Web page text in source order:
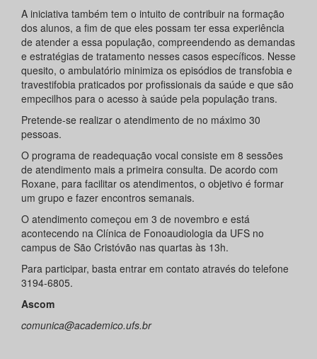
A iniciativa também tem o intuito de contribuir na formação
dos alunos, a fim de que eles possam ter essa experiência
de atender a essa população, compreendendo as demandas
e estratégias de tratamento nesses casos específicos. Nesse
quesito, o ambulatório minimiza os episódios de transfobia e
travestifobia praticados por profissionais da saúde e que são
empecilhos para o acesso à saúde pela população trans.
Pretende-se realizar o atendimento de no máximo 30
pessoas.
O programa de readequação vocal consiste em 8 sessões
de atendimento mais a primeira consulta. De acordo com
Roxane, para facilitar os atendimentos, o objetivo é formar
um grupo e fazer encontros semanais.
O atendimento começou em 3 de novembro e está
acontecendo na Clínica de Fonoaudiologia da UFS no
campus de São Cristóvão nas quartas às 13h.
Para participar, basta entrar em contato através do telefone
3194-6805.
Ascom
comunica@academico.ufs.br